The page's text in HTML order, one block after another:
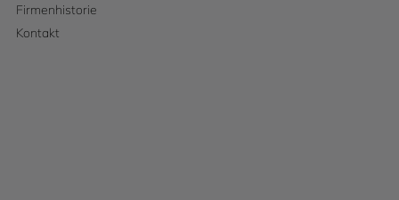
Firmenhistorie
Kontakt